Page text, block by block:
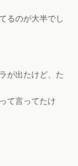
るのが大半でし
が出たけど、た
て言ってたけ